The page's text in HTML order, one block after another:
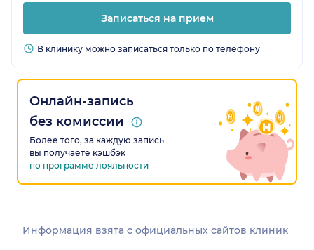
Записаться на прием
В клинику можно записаться только по телефону
Онлайн-запись
без комиссии
Более того, за каждую запись
вы получаете кэшбэк
по программе лояльности
Информация взята c официальных сайтов клиник